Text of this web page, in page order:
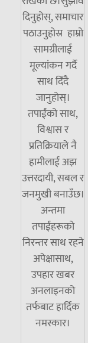
दिनुहोस्, समाचार
पठाउनुहोस्र हाम्रो
सामग्रीलाई
मूल्यांकन गर्दै
साथ दिँदै
जानुहोस्।
तपाईंको साथ,
विश्वास र
प्रतिक्रियाले नै
हामीलाई अझ
उत्तरदायी, सबल र
जनमुखी बनाउँछ।
अन्तमा
तपाईंहरूको
निरन्तर साथ रहने
अपेक्षासाथ,
उपहार खबर
अनलाइनको
तर्फबाट हार्दिक
नमस्कार।